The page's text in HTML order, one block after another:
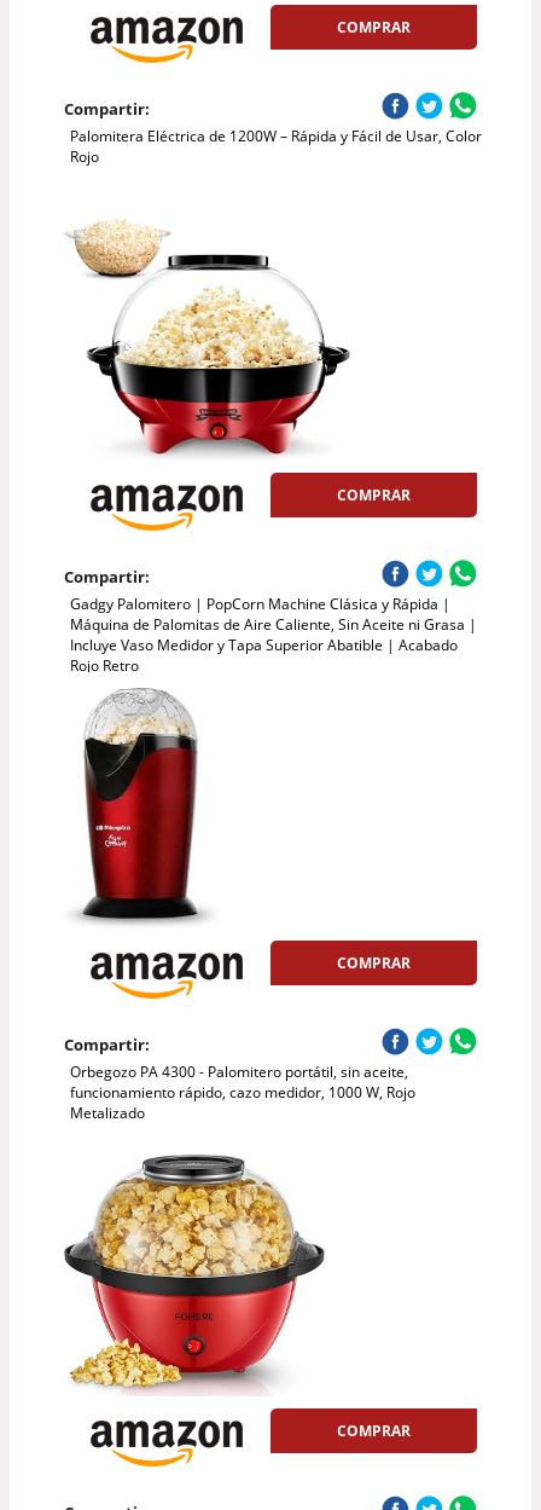
COMPRAR
Compartir:
Palomitera Eléctrica de 1200W – Rápida y Fácil de Usar, Color
Rojo
COMPRAR
Compartir:
Gadgy Palomitero | PopCorn Machine Clásica y Rápida |
Máquina de Palomitas de Aire Caliente, Sin Aceite ni Grasa |
Incluye Vaso Medidor y Tapa Superior Abatible | Acabado
Rojo Retro
COMPRAR
Compartir:
Orbegozo PA 4300 - Palomitero portátil, sin aceite,
funcionamiento rápido, cazo medidor, 1000 W, Rojo
Metalizado
COMPRAR